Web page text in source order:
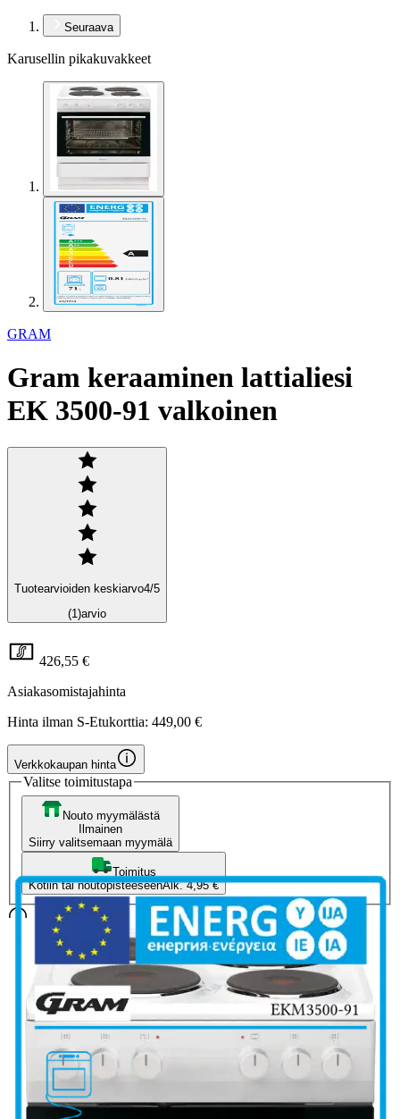
Seuraava
Karusellin pikakuvakkeet
GRAM
Gram keraaminen lattialiesi
EK 3500-91 valkoinen
Tuotearvioiden keskiarvo4/5
(1)arvio
426,55 €
Asiakasomistajahinta
Hinta ilman S-Etukorttia: 449,00 €
Verkkokaupan hinta
Valitse toimitustapa
Nouto myymälästä
Ilmainen
Siirry valitsemaan myymälä
Toimitus
Kotiin tai noutopisteeseenAlk. 4,95 €
Ilmainen toimitus yli 100 €:n tilauksille
Postin pakettiautomaattiin tai
palvelupisteeseen!
Etu ei koske Suuri‑lisäpalvelulla toimitettavia tuotteita.